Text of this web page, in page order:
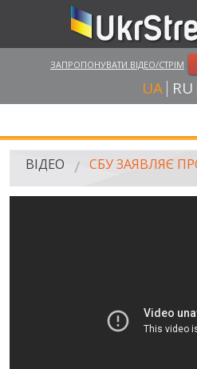
ЗАПРОПОНУВАТИ ВІДЕО/СТРІМ
UA RU
ГОЛОВНА
ВІДЕО